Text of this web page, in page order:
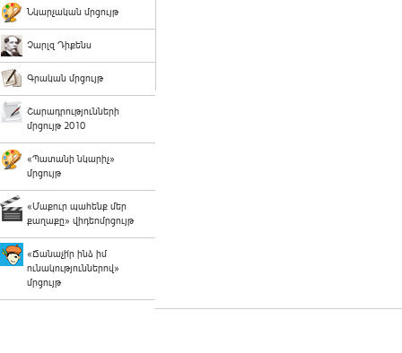
Նկարչական մրցույթ
Չարլզ Դիքենս
Գրական մրցույթ
Շարադրությունների
մրցույթ 2010
«Պատանի նկարիչ»
մրցույթ
«Մաքուր պահենք մեր
քաղաքը» վիդեոմրցույթ
«Ճանաչի՛ր ինձ իմ
ունակություններով»
մրցույթ